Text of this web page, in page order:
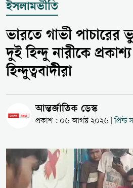
ইসলামভীতি
ভারতে গাভী পাচারের
দুই হিন্দু নারীকে
হিন্দুত্ববাদীরা
আন্তর্জাতিক ডেস্ক
প্রকাশ : ০৬ আগস্ট ২০২৬ প্রিন্ট